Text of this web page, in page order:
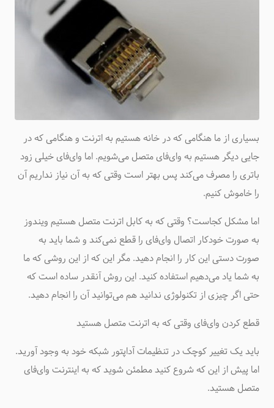
بسیاری از ما هنگامی که در خانه هستیم به اترنت و هنگامی که در
جایی دیگر هستیم به وای‌فای متصل می‌شویم. اما وای‌فای خیلی زود
باتری را مصرف می‌کند پس بهتر است وقتی که به آن نیاز نداریم آن
را خاموش کنیم.
اما مشکل کجاست؟ وقتی که به کابل اترنت متصل هستیم ویندوز
به صورت خودکار اتصال وای‌فای را قطع نمی‌کند و شما باید به
صورت دستی این کار را انجام دهید. مگر این که از این روشی که ما
به شما یاد می‌دهیم استفاده کنید. این روش آنقدر ساده است که
حتی اگر چیزی از تکنولوژی ندانید هم می‌توانید آن را انجام دهید.
قطع کردن وای‌فای وقتی که به اترنت متصل هستید
باید یک تغییر کوچک در تنظیمات آداپتور شبکه خود به وجود آورید.
اما پیش از این که شروع کنید مطمئن شوید که به اینترنت وای‌فای
متصل هستید.